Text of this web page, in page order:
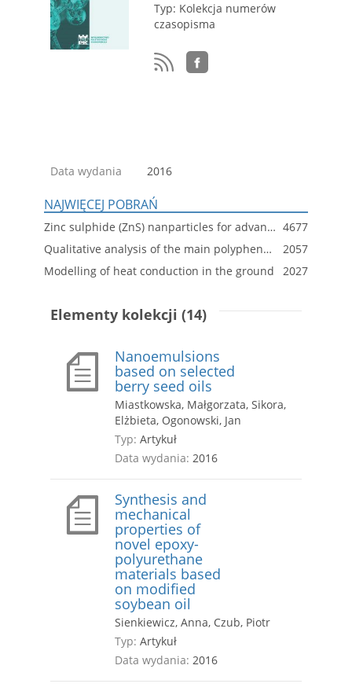
Typ: Kolekcja numerów
czasopisma
Data wydania 2016
NAJWIĘCEJ POBRAŃ
Zinc sulphide (ZnS) nanparticles for advanced application 4677
Qualitative analysis of the main polyphenols contained in apple pomace extract
2057
Modelling of heat conduction in the ground
2027
Elementy kolekcji (14)
Nanoemulsions
based on selected
berry seed oils
Miastkowska, Małgorzata, Sikora,
Elżbieta, Ogonowski, Jan
Typ: Artykuł
Data wydania: 2016
Synthesis and
mechanical
properties of
novel epoxy-
polyurethane
materials based
on modified
soybean oil
Sienkiewicz, Anna, Czub, Piotr
Typ: Artykuł
Data wydania: 2016